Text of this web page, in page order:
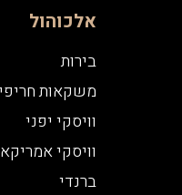
אלכוהול
בירות
משקאות
וויסקי יפני
וויסקי
ברנדי